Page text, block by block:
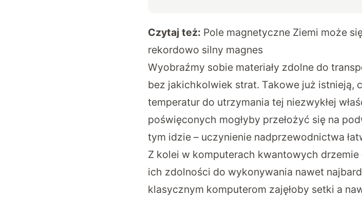
Czytaj też: Pole magnetyczne Ziemi może
rekordowo silny magnes
Wyobraźmy sobie materiały zdolne do
bez jakichkolwiek strat. Takowe już istnieją,
temperatur do utrzymania tej niezwykłej
poświęconych mogłyby przełożyć się na
tym idzie – uczynienie nadprzewodnictwa
Z kolei w komputerach kwantowych
ich zdolności do wykonywania nawet
klasycznym komputerom zajęłoby setki a